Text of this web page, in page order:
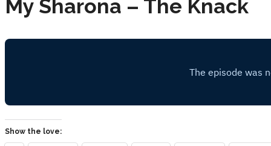
My Sharona – The Knack
Show the love: